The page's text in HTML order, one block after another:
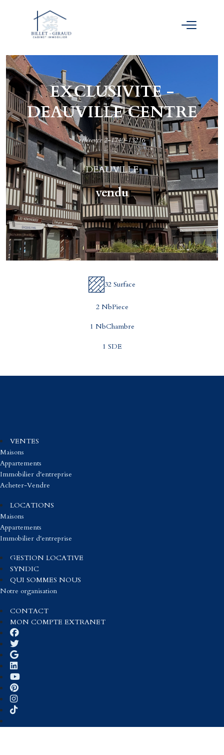
EXCLUSIVITE -
DEAUVILLE CENTRE
référence 2-1740-13216
DEAUVILLE
vendu
32 Surface
2 NbPiece
1 NbChambre
1 SDE
VENTES
Maisons
Appartements
Immobilier d'entreprise
Acheter-Vendre
LOCATIONS
Maisons
Appartements
Immobilier d'entreprise
GESTION LOCATIVE
SYNDIC
QUI SOMMES NOUS
Notre organisation
CONTACT
MON COMPTE EXTRANET